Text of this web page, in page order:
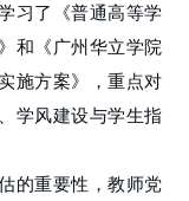
习了
《普通高等学
和《广州华立学院
施方案》，重点对
学风建设与学生指
的重要性，教师党